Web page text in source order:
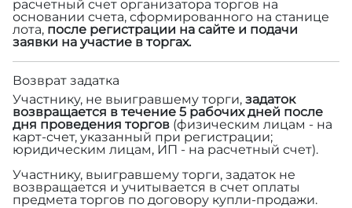
расчетный счет организатора торгов на
основании счета, сформированного на станице
лота, после регистрации на сайте и подачи
заявки на участие в торгах.
Возврат задатка
Участнику, не выигравшему торги, задаток
возвращается в течение 5 рабочих дней после
дня проведения торгов (физическим лицам - на
карт-счет, указанный при регистрации;
юридическим лицам, ИП - на расчетный счет).
Участнику, выигравшему торги, задаток не
возвращается и учитывается в счет оплаты
предмета торгов по договору купли-продажи.